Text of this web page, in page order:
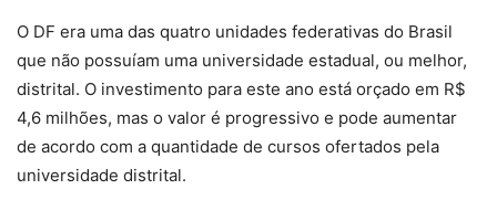
O DF era uma das quatro unidades federativas do Brasil
que não possuíam uma universidade estadual, ou melhor,
distrital. O investimento para este ano está orçado em R$
4,6 milhões, mas o valor é progressivo e pode aumentar
de acordo com a quantidade de cursos ofertados pela
universidade distrital.